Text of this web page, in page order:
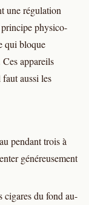
une régulation
physico-
qui bloque
appareils
aussi les
pendant trois à
généreusement
cigares du fond au-